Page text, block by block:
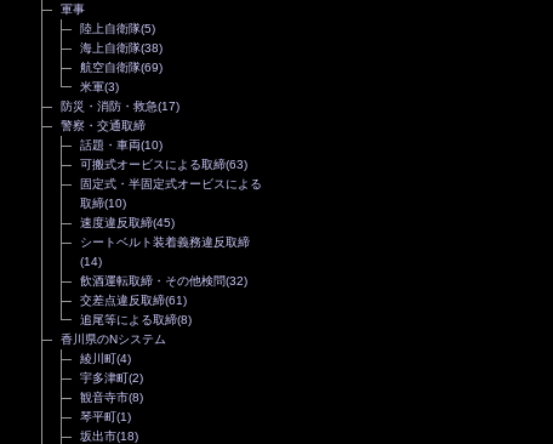
軍事
陸上自衛隊(5)
海上自衛隊(38)
航空自衛隊(69)
米軍(3)
防災・消防・救急(17)
警察・交通取締
話題・車両(10)
可搬式オービスによる取締(63)
固定式・半固定式オービスによる
取締(10)
速度違反取締(45)
シートベルト装着義務違反取締
(14)
飲酒運転取締・その他検問(32)
交差点違反取締(61)
追尾等による取締(8)
香川県のNシステム
綾川町(4)
宇多津町(2)
観音寺市(8)
琴平町(1)
坂出市(18)